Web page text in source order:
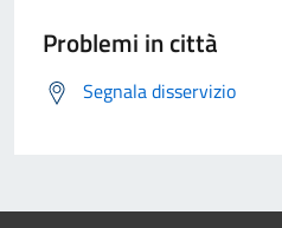
Problemi in città
Segnala disservizio